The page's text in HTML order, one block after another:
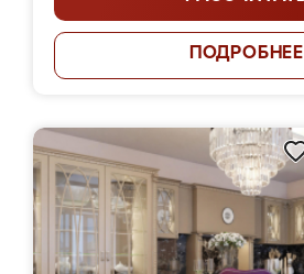
ПОДРОБНЕЕ